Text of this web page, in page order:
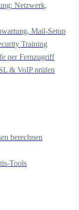
Netzwerk,
Mail-Setup
Training
per Fernzugriff
& VoIP prüfen
berechnen
Tools